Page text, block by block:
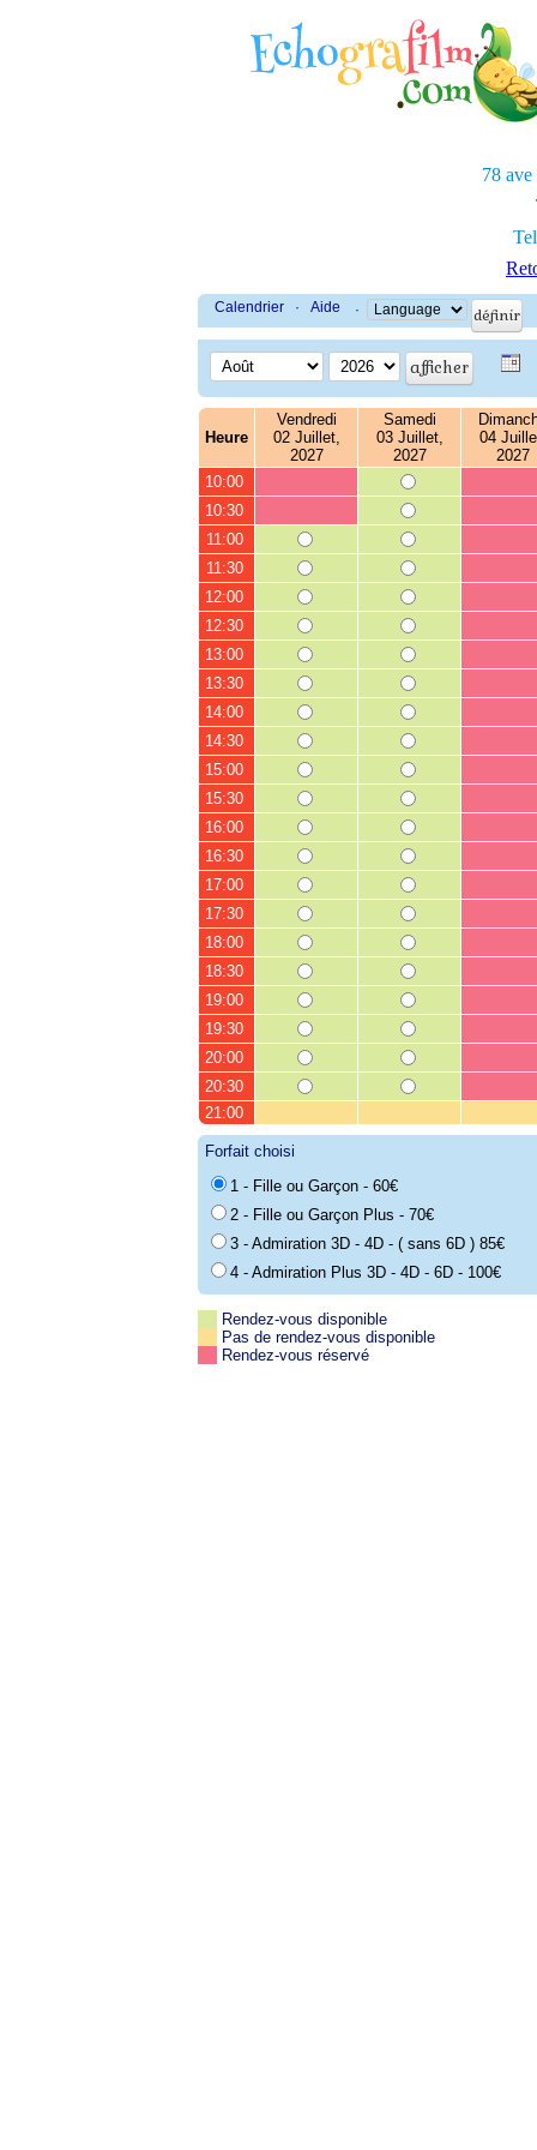
78 ave
Calendrier · Aide ·
Heure
Vendredi
02 Juillet,
2027
Samedi
03 Juillet,
2027
04
2027
10:00
10:30
11:00
11:30
12:00
12:30
13:00
13:30
14:00
14:30
15:00
15:30
16:00
16:30
17:00
17:30
18:00
18:30
19:00
19:30
20:00
20:30
21:00
Forfait choisi
1 - Fille ou Garçon - 60€
2 - Fille ou Garçon Plus - 70€
3 - Admiration 3D - 4D - ( sans 6D ) 85€
4 - Admiration Plus 3D - 4D - 6D - 100€
Rendez-vous disponible
Pas de rendez-vous disponible
Rendez-vous réservé